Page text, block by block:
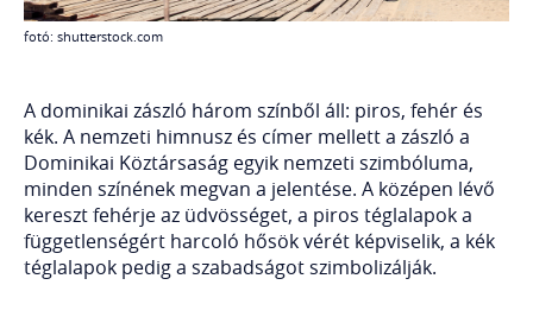
fotó: shutterstock.com
A dominikai zászló három színből áll: piros, fehér és
kék. A nemzeti himnusz és címer mellett a zászló a
Dominikai Köztársaság egyik nemzeti szimbóluma,
minden színének megvan a jelentése. A középen lévő
kereszt fehérje az üdvösséget, a piros téglalapok a
függetlenségért harcoló hősök vérét képviselik, a kék
téglalapok pedig a szabadságot szimbolizálják.